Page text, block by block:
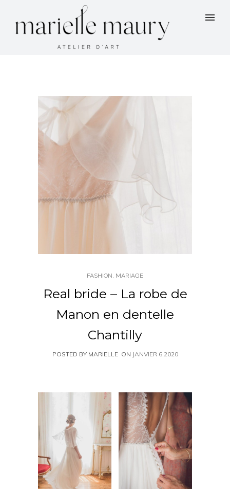
FASHION, MARIAGE
Real bride – La robe de
Manon en dentelle
Chantilly
POSTED BY MARIELLE ON JANVIER 6,2020